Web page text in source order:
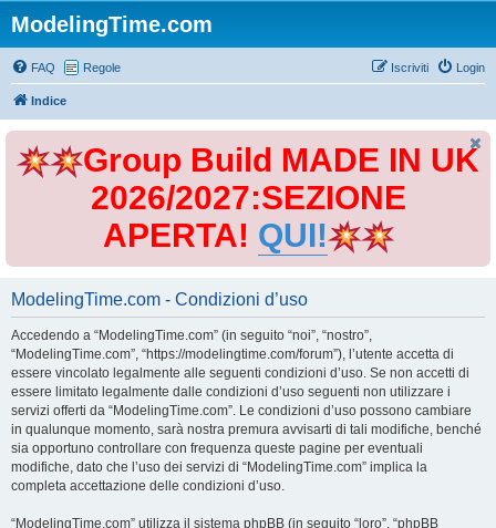
ModelingTime.com
FAQ Regole Login
Iscriviti
Indice
Group Build MADE IN UK
2026/2027:SEZIONE
APERTA! QUI!
ModelingTime.com - Condizioni d’uso
Accedendo a “ModelingTime.com” (in seguito “noi”, “nostro”,
“ModelingTime.com”, “https://modelingtime.com/forum”), l’utente accetta di
essere vincolato legalmente alle seguenti condizioni d’uso. Se non accetti di
essere limitato legalmente dalle condizioni d’uso seguenti non utilizzare i
servizi offerti da “ModelingTime.com”. Le condizioni d’uso possono cambiare
in qualunque momento, sarà nostra premura avvisarti di tali modifiche, benché
sia opportuno controllare con frequenza queste pagine per eventuali
modifiche, dato che l’uso dei servizi di “ModelingTime.com” implica la
completa accettazione delle condizioni d’uso.
“ModelingTime.com” utilizza il sistema phpBB (in seguito “loro”, “phpBB